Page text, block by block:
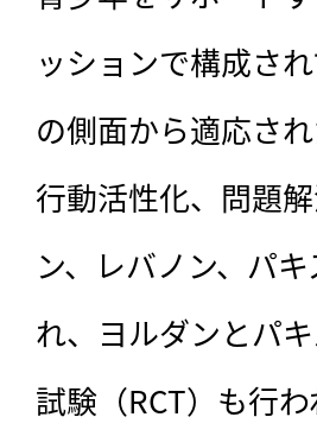
ッションで構成さ
の側面から適応さ
行動活性化、問題
ン、レバノン、パ
れ、ヨルダンとパ
試験（RCT）も行わ